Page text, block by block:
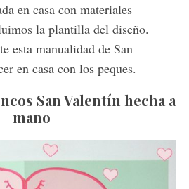
en casa con materiales
la plantilla del diseño.
esta manualidad de San
en casa con los peques.
San Valentín hecha a
mano